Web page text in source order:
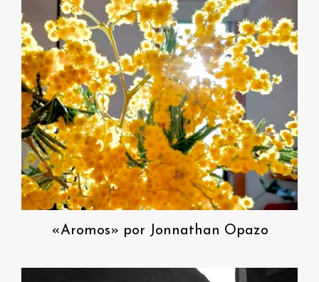
«Aromos» por Jonnathan Opazo